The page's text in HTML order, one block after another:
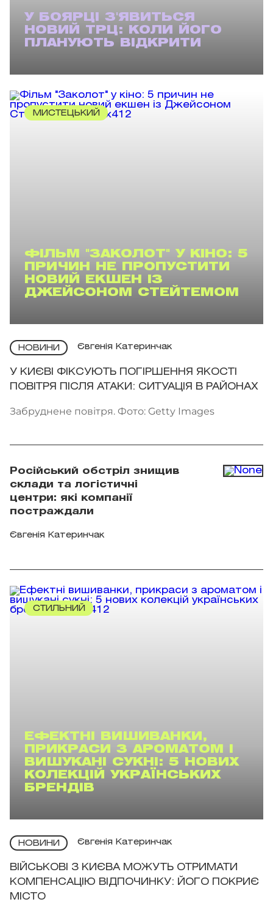
У БОЯРЦІ З'ЯВИТЬСЯ
НОВИЙ ТРЦ: КОЛИ ЙОГО
ПЛАНУЮТЬ ВІДКРИТИ
МИСТЕЦЬКИЙ
ФІЛЬМ "ЗАКОЛОТ" У КІНО: 5
ПРИЧИН НЕ ПРОПУСТИТИ
НОВИЙ ЕКШЕН ІЗ
ДЖЕЙСОНОМ СТЕЙТЕМОМ
НОВИНИ Євгенія Катеринчак
У КИЄВІ ФІКСУЮТЬ ПОГІРШЕННЯ ЯКОСТІ
ПОВІТРЯ ПІСЛЯ АТАКИ: СИТУАЦІЯ В РАЙОНАХ
Забруднене повітря. Фото: Getty Images
Російський обстріл знищив
склади та логістичні
центри: які компанії
постраждали
Євгенія Катеринчак
СТИЛЬНИЙ
ЕФЕКТНІ ВИШИВАНКИ,
ПРИКРАСИ З АРОМАТОМ І
ВИШУКАНІ СУКНІ: 5 НОВИХ
КОЛЕКЦІЙ УКРАЇНСЬКИХ
БРЕНДІВ
НОВИНИ Євгенія Катеринчак
ВІЙСЬКОВІ З КИЄВА МОЖУТЬ ОТРИМАТИ
КОМПЕНСАЦІЮ ВІДПОЧИНКУ: ЙОГО ПОКРИЄ
МІСТО